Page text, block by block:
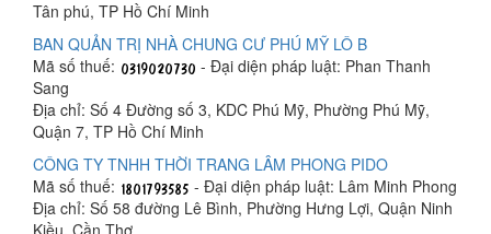
Tân phú, TP Hồ Chí Minh
BAN QUẢN TRỊ NHÀ CHUNG CƯ PHÚ MỸ LÔ B
Mã số thuế:
- Đại diện pháp luật: Phan Thanh
Sang
Địa chỉ: Số 4 Đường số 3, KDC Phú Mỹ, Phường Phú Mỹ,
Quận 7, TP Hồ Chí Minh
CÔNG TY TNHH THỜI TRANG LÂM PHONG PIDO
Mã số thuế:
- Đại diện pháp luật: Lâm Minh Phong
Địa chỉ: Số 58 đường Lê Bình, Phường Hưng Lợi, Quận Ninh
Kiều, Cần Thơ